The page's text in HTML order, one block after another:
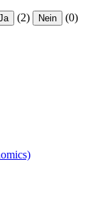
(2) Nein (0)